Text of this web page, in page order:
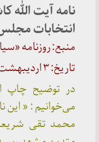
نامه آیت الله
انتخابات
منبع: روزنامه
تاریخ: ۳ اردیبهشت ۱۳۳۱
در توضیح چاپ
می‌خوانیم : « این
محمد تقی